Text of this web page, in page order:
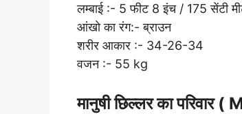
लम्बाई :- 5 फीट 8 इंच / 175 सेंटी
आंखो का रंग:- ब्राउन
शरीर आकार :- 34-26-34
वजन :- 55 kg
मानुषी छिल्लर का